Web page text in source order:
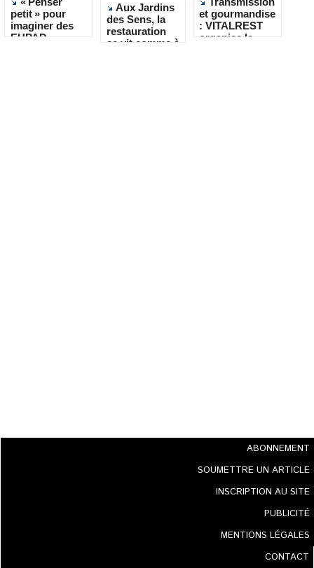
petit » pour
imaginer des
EHPAD
Aux Jardins
des Sens, la
restauration
se vit comme à
et gourmandise
: VITALREST
organise le
ABONNEMENT
SOUMETTRE UN ARTICLE
INSCRIPTION AU SITE
PUBLICITÉ
MENTIONS LÉGALES
CONTACT